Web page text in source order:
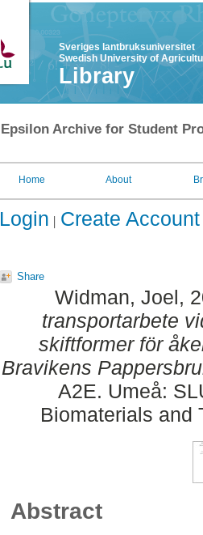
Sveriges lantbruksuniversitet
Swedish University of
Library
Epsilon Archive for Student
Home About
Login Create Account
Share
Widman, Joel,
transportarbete
skiftformer för
Bravikens
A2E. Umeå:
Biomaterials and
Abstract